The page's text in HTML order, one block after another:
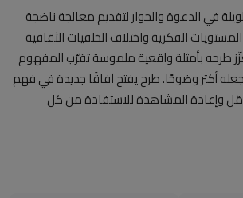
في الدعوة والحوار لتقديم معالجة ناضجة
الفكرية واختلاف الخلفيات الثقافية
طرحه بأمثلة واقعية ملموسة تقرّب المفهوم
أكثر وضوحًا. طرح يفتح آفاقًا جديدة في فهم
وإعادة المشاهدة للاستفادة من كل